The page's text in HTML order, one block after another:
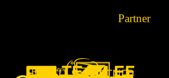
Partner